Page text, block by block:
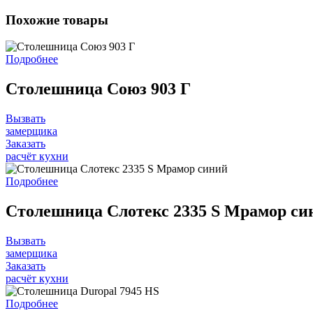
Похожие товары
Подробнее
Столешница Союз 903 Г
Вызвать
замерщика
Заказать
расчёт кухни
Подробнее
Столешница Слотекс 2335 S Мрамор
Вызвать
замерщика
Заказать
расчёт кухни
Подробнее